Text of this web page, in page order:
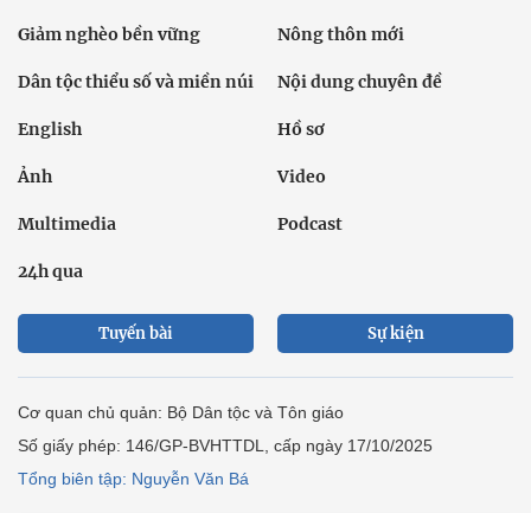
Giảm nghèo bền vững Nông thôn mới
Dân tộc thiểu số và miền núi Nội dung chuyên đề
English Hồ sơ
Ảnh Video
Multimedia Podcast
24h qua
Tuyến bài Sự kiện
Cơ quan chủ quản: Bộ Dân tộc và Tôn giáo
Số giấy phép: 146/GP-BVHTTDL, cấp ngày 17/10/2025
Tổng biên tập: Nguyễn Văn Bá